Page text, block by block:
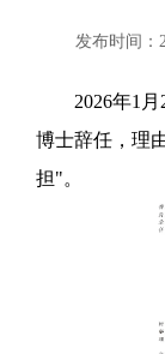
发布时间：
2026年1
博士辞任，理
担"。